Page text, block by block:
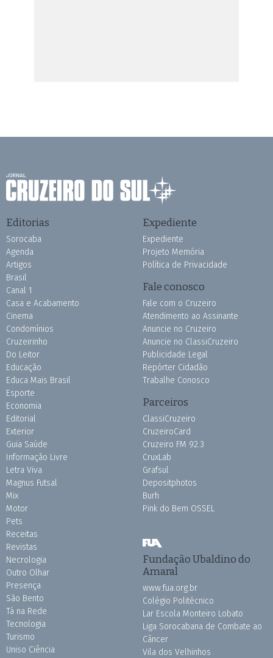
Editorias
Sorocaba
Agenda
Artigos
Brasil
Canal 1
Casa e Acabamento
Cinema
Condomínios
Cruzeirinho
Do Leitor
Educação
Educa Mais Brasil
Esporte
Economia
Editorial
Exterior
Guia Saúde
Informação Livre
Letra Viva
Magnus Futsal
Mix
Motor
Pets
Receitas
Revistas
Necrologia
Outro Olhar
Presença
São Bento
Tá na Rede
Tecnologia
Turismo
Uniso Ciência
Expediente
Expediente
Projeto Memória
Política de Privacidade
Fale conosco
Fale com o Cruzeiro
Atendimento ao Assinante
Anuncie no Cruzeiro
Anuncie no ClassiCruzeiro
Publicidade Legal
Repórter Cidadão
Trabalhe Conosco
Parceiros
ClassiCruzeiro
CruzeiroCard
Cruzeiro FM 92.3
CruxLab
Grafsul
Depositphotos
Burh
Pink do Bem OSSEL
Fundação Ubaldino do
Amaral
www.fua.org.br
Colégio Politécnico
Lar Escola Monteiro Lobato
Liga Sorocabana de Combate ao
Câncer
Vila dos Velhinhos